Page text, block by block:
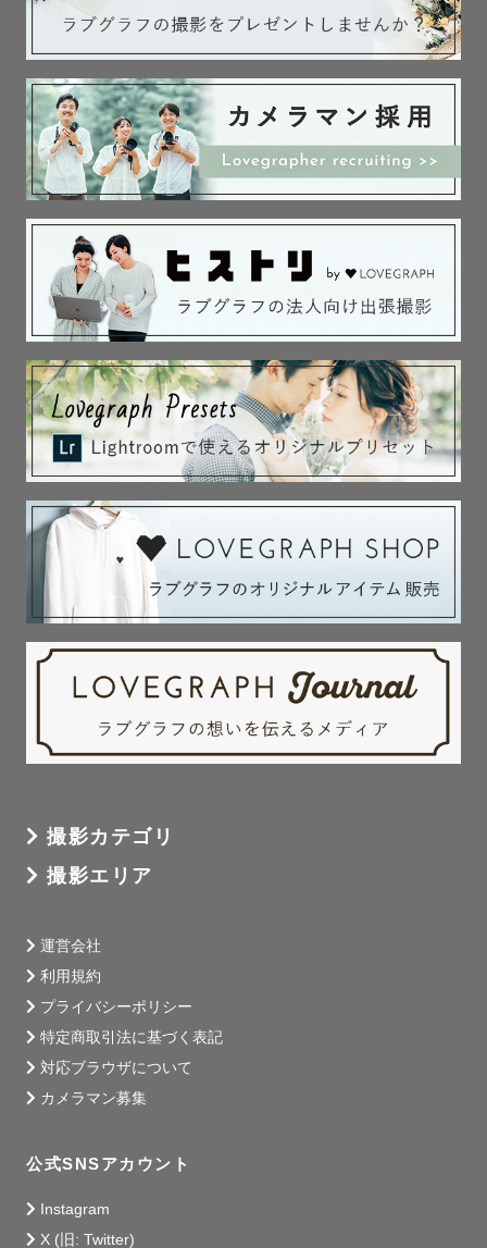
撮影カテゴリ
撮影エリア
運営会社
利用規約
プライバシーポリシー
特定商取引法に基づく表記
対応ブラウザについて
カメラマン募集
公式SNSアカウント
Instagram
X (旧: Twitter)